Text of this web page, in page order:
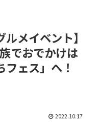
ルメイベント】
でおでかけは
フェス」へ！
2022.10.17